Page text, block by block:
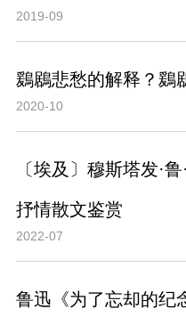
2019-09
鶢鶋悲愁的解释？鶢
2020-10
〔埃及〕穆斯塔发·
抒情散文鉴赏
2022-07
鲁迅《为了忘却的纪